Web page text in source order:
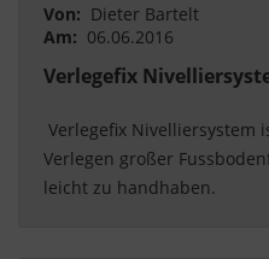
Von: Dieter Bartelt
Am: 06.06.2016
Verlegefix
Verlegen großer
leicht zu handhaben.